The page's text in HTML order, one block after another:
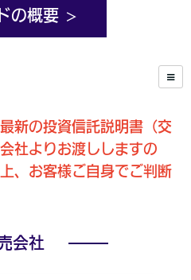
の概要
新の投資信託説明書（交
社よりお渡ししますの
、お客様ご自身でご判断
会社